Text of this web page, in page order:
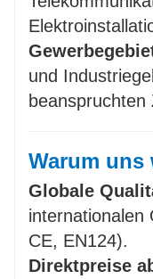
und
beanspruchten
Warum uns
Globale
internationalen
CE, EN124).
Direktpreise